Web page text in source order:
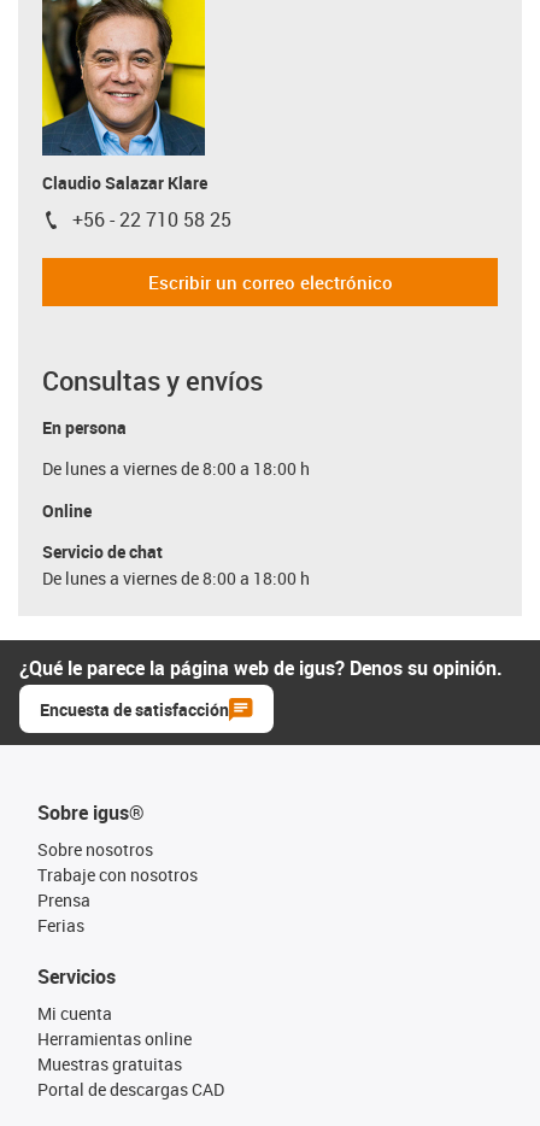
Claudio Salazar Klare
igus-icon-phone
+56 - 22 710 58 25
Escribir un correo electrónico
Consultas y envíos
En persona
De lunes a viernes de 8:00 a 18:00 h
Online
Servicio de chat
De lunes a viernes de 8:00 a 18:00 h
¿Qué le parece la página web de igus? Denos su opinión.
Encuesta de satisfacción
Sobre igus®
Sobre nosotros
Trabaje con nosotros
Prensa
Ferias
Servicios
Mi cuenta
Herramientas online
Muestras gratuitas
Portal de descargas CAD